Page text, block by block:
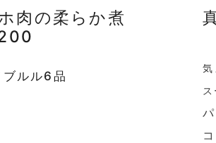
ホ肉の柔らか煮
ルル6品